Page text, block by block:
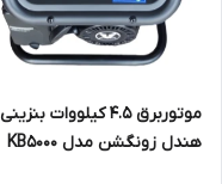
موتوربرق 4.5 کیلووات بنزینی
هندل زونگشن مدل KB5000